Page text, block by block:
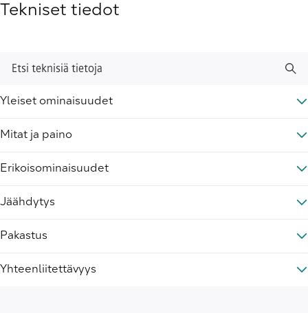
Tekniset tiedot
Etsi teknisiä tietoja
Yleiset ominaisuudet
Mitat ja paino
Erikoisominaisuudet
Jäähdytys
Pakastus
Yhteenliitettävyys